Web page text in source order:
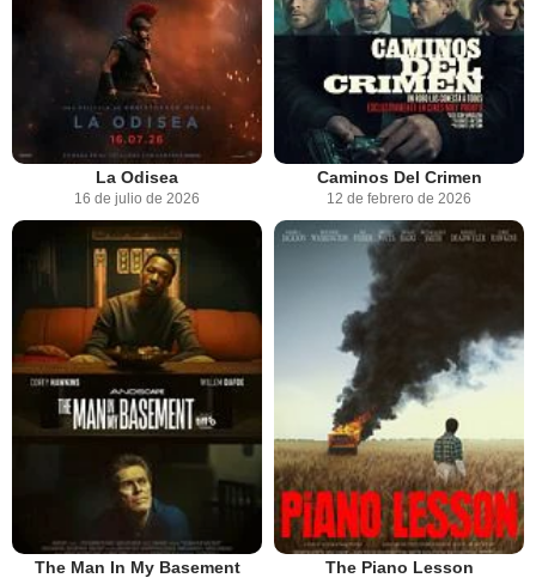
La Odisea
16 de julio de 2026
Caminos Del Crimen
12 de febrero de 2026
The Man In My Basement The Piano Lesson